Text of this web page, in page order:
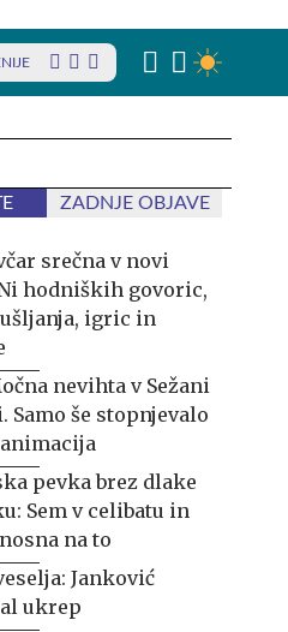
ZADNJE OBJAVE
srečna v novi
hodniških govoric,
igric in
nevihta v Sežani
Samo še stopnjevalo
pevka brez dlake
Sem v celibatu in
na to
Janković
ukrep